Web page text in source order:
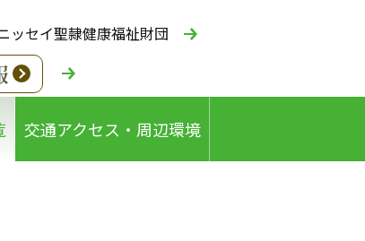
ッセイ聖隷健康福祉財団
交通アクセス・周辺環境